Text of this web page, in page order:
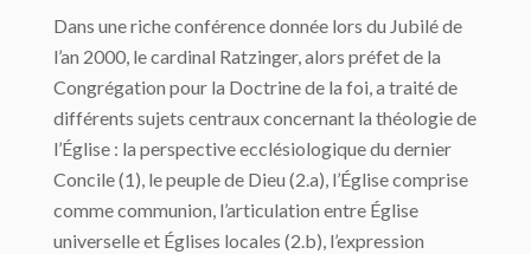
Dans une riche conférence donnée lors du Jubilé de
l’an 2000, le cardinal Ratzinger, alors préfet de la
Congrégation pour la Doctrine de la foi, a traité de
différents sujets centraux concernant la théologie de
l’Église : la perspective ecclésiologique du dernier
Concile (1), le peuple de Dieu (2.a), l’Église comprise
comme communion, l’articulation entre Église
universelle et Églises locales (2.b), l’expression